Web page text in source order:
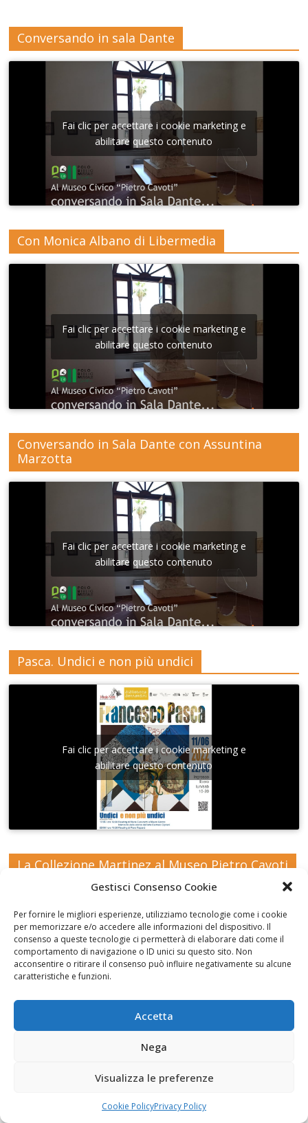
Gestisci Consenso Cookie
Per fornire le migliori esperienze, utilizziamo tecnologie come i cookie
per memorizzare e/o accedere alle informazioni del dispositivo. Il
consenso a queste tecnologie ci permetterà di elaborare dati come il
comportamento di navigazione o ID unici su questo sito. Non
acconsentire o ritirare il consenso può influire negativamente su alcune
caratteristiche e funzioni.
Accetta
Nega
Visualizza le preferenze
Cookie PolicyPrivacy Policy
Conversando in sala Dante
Fai clic per accettare i cookie marketing e
abilitare questo contenuto
Con Monica Albano di Libermedia
Fai clic per accettare i cookie marketing e
abilitare questo contenuto
Conversando in Sala Dante con Assuntina
Marzotta
Fai clic per accettare i cookie marketing e
abilitare questo contenuto
Pasca. Undici e non più undici
Fai clic per accettare i cookie marketing e
abilitare questo contenuto
La Collezione Martinez al Museo Pietro Cavoti
Fai clic per accettare i cookie marketing e
abilitare questo contenuto